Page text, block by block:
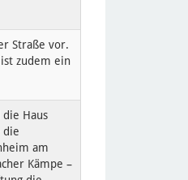
Straße vor.
zudem ein
Haus
die
am
Kämpe –